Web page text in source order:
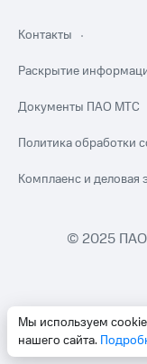
Мы используем
нашего сайта.
Контакты
Раскрытие
Документы ПАО МТС
Политика обработки
Комплаенс и деловая
© 2025